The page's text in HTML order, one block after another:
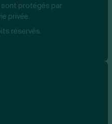
sont protégés par
privée.
réservés.